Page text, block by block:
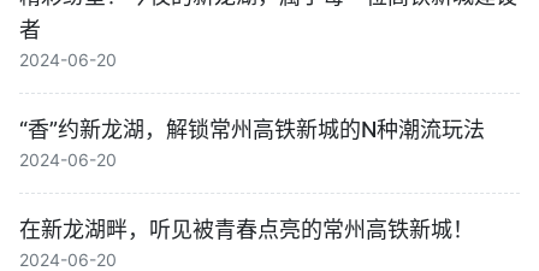
者
2024-06-20
“香”约新龙湖，解锁常州高铁新城的N种潮流玩法
2024-06-20
在新龙湖畔，听见被青春点亮的常州高铁新城！
2024-06-20